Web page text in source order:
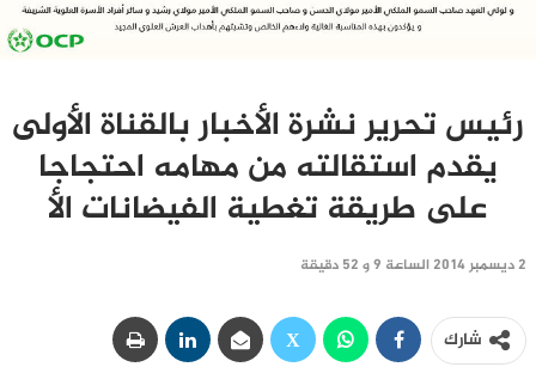
رئيس تحرير نشرة الأخبار بالقناة الأولى
يقدم استقالته من مهامه احتجاجا
على طريقة تغطية الفيضانات الأ
2 ديسمبر 2014 الساعة 9 و 52 دقيقة
شارك